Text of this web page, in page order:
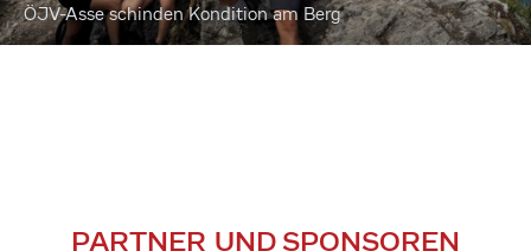
ÖJV-Asse schinden Kondition am Berg
PARTNER UND SPONSOREN